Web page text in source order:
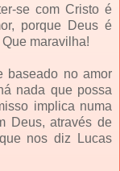
se com Cristo é
porque Deus é
maravilha!
baseado no amor
nada que possa
implica numa
Deus, através de
nos diz Lucas